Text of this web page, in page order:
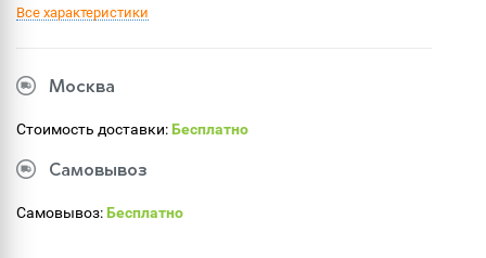
Все характеристики
Москва
Стоимость доставки:Бесплатно
Самовывоз
Самовывоз:Бесплатно